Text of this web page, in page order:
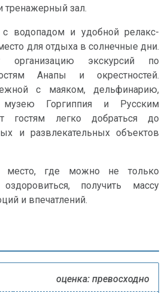
тренажерный зал.
водопадом и удобной релакс-
для отдыха в солнечные дни.
организацию экскурсий по
Анапы и окрестностей.
с маяком, дельфинарию,
музею Горгиппия и Русским
гостям легко добраться до
и развлекательных объектов
место, где можно не только
получить массу
и впечатлений.
оценка: превосходно